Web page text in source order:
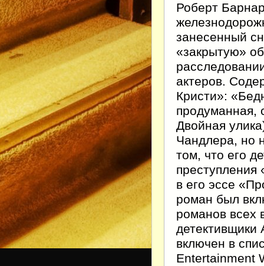
Роберт
занесенный
«закрытую»
актеров.
Кристи»:
продуманная,
Двойная
Чандлера, но
том, что его
преступления
в его эссе
роман был
романов всех
включен в
Entertainment